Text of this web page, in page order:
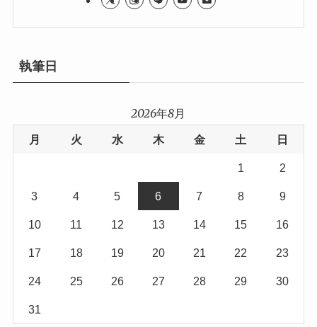
執筆日
2026年8月
月
火 水 木 金 土 日
1 2
3 4 5 6 7 8 9
10 11 12 13 14 15 16
17 18 19 20 21 22 23
24 25 26 27 28 29 30
31